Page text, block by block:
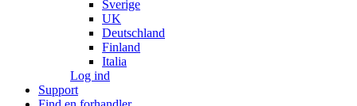
Sverige
UK
Deutschland
Finland
Italia
Log ind
Support